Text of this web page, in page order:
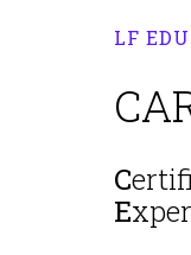
LF
C
E